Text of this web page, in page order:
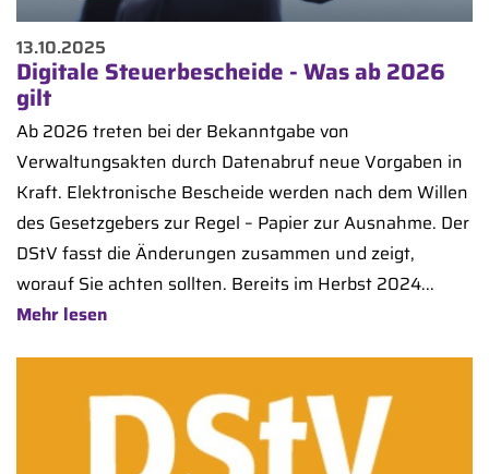
13.10.2025
Digitale Steuerbescheide - Was ab 2026
gilt
Ab 2026 treten bei der Bekanntgabe von
Verwaltungsakten durch Datenabruf neue Vorgaben in
Kraft. Elektronische Bescheide werden nach dem Willen
des Gesetzgebers zur Regel – Papier zur Ausnahme. Der
DStV fasst die Änderungen zusammen und zeigt,
worauf Sie achten sollten. Bereits im Herbst 2024...
Mehr lesen